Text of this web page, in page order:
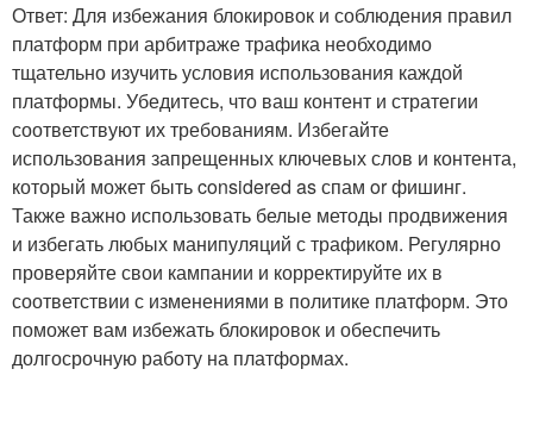
Ответ: Для избежания блокировок и соблюдения правил
платформ при арбитраже трафика необходимо
тщательно изучить условия использования каждой
платформы. Убедитесь, что ваш контент и стратегии
соответствуют их требованиям. Избегайте
использования запрещенных ключевых слов и контента,
который может быть considered as спам or фишинг.
Также важно использовать белые методы продвижения
и избегать любых манипуляций с трафиком. Регулярно
проверяйте свои кампании и корректируйте их в
соответствии с изменениями в политике платформ. Это
поможет вам избежать блокировок и обеспечить
долгосрочную работу на платформах.